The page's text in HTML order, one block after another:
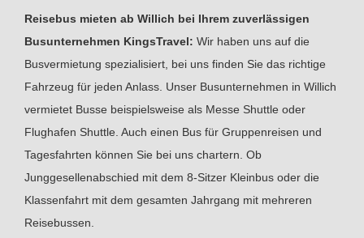
Reisebus mieten ab Willich bei Ihrem zuverlässigen
Busunternehmen KingsTravel: Wir haben uns auf die
Busvermietung spezialisiert, bei uns finden Sie das richtige
Fahrzeug für jeden Anlass. Unser Busunternehmen in Willich
vermietet Busse beispielsweise als Messe Shuttle oder
Flughafen Shuttle. Auch einen Bus für Gruppenreisen und
Tagesfahrten können Sie bei uns chartern. Ob
Junggesellenabschied mit dem 8-Sitzer Kleinbus oder die
Klassenfahrt mit dem gesamten Jahrgang mit mehreren
Reisebussen.